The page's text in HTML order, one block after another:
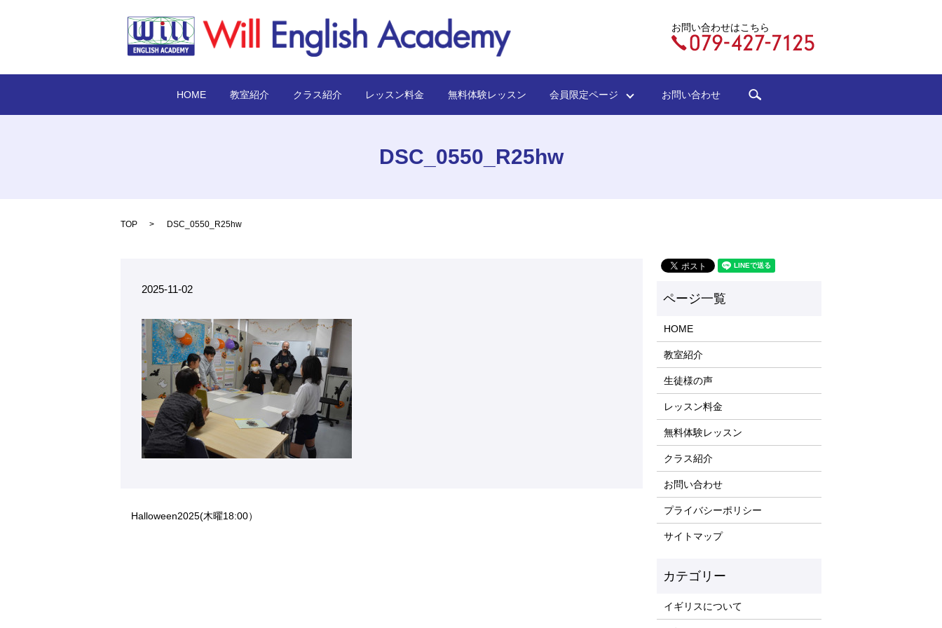
お問い合わせはこちら
HOME 教室紹介 クラス紹介 レッスン料金 無料体験レッスン 会員限定ページ お問い合わせ
DSC_0550_R25hw
TOP DSC_0550_R25hw
2025-11-02
Halloween2025(木曜18:00）
HOME
教室紹介
生徒様の声
レッスン料金
無料体験レッスン
クラス紹介
お問い合わせ
プライバシーポリシー
サイトマップ
イギリスについて